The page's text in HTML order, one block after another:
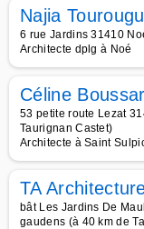
Najia
6 rue Jardins 31410
Architecte dplg à Noé
Céline
53 petite route Lezat
Taurignan Castet)
Architecte à Saint
TA
bât Les Jardins De
gaudens (à 40 km de